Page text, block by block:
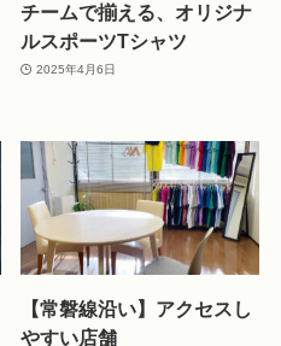
チームで揃える、オリジナ
ルスポーツTシャツ
2025年4月6日
【常磐線沿い】アクセスし
やすい店舗